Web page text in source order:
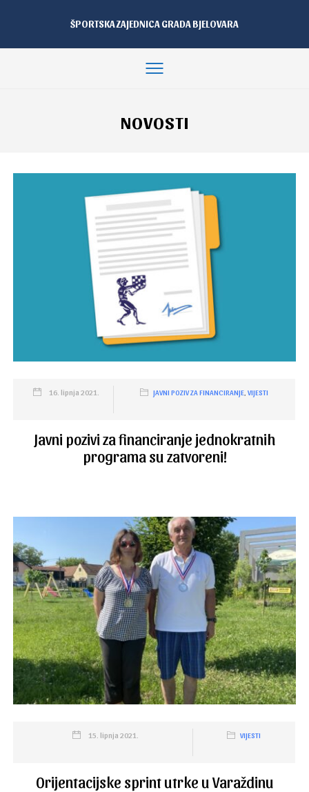
ŠPORTSKA ZAJEDNICA GRADA BJELOVARA
NOVOSTI
16. lipnja 2021. JAVNI POZIV ZA FINANCIRANJE, VIJESTI
Javni pozivi za financiranje jednokratnih
programa su zatvoreni!
15. lipnja 2021. VIJESTI
Orijentacijske sprint utrke u Varaždinu